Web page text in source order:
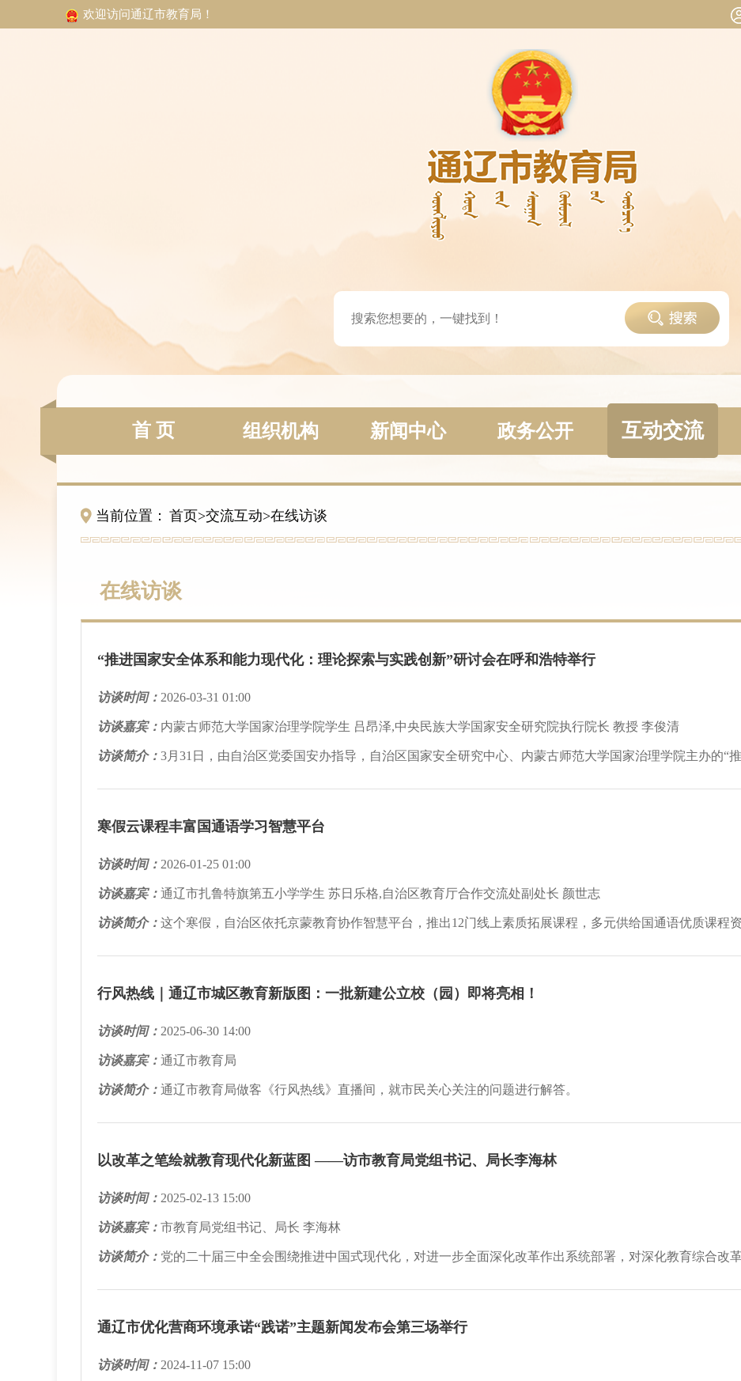
欢迎访问通辽市教育局！
首 页 组织机构 新闻中心 政务公开 互动交流
当前位置： 首页>交流互动>在线访谈
在线访谈
“推进国家安全体系和能力现代化：理论探索与实践创新”研讨会在呼和浩特举行
访谈时间： 2026-03-31 01:00
访谈嘉宾： 内蒙古师范大学国家治理学院学生 吕昂泽,中央民族大学国家安全研究院执行院长 教授 李俊清
访谈简介： 3月31日，由自治区党委国安办指导，自治区国家安全研究中心、内蒙古师范大学国家治理学院主办的“
寒假云课程丰富国通语学习智慧平台
访谈时间： 2026-01-25 01:00
访谈嘉宾： 通辽市扎鲁特旗第五小学学生 苏日乐格,自治区教育厅合作交流处副处长 颜世志
访谈简介： 这个寒假，自治区依托京蒙教育协作智慧平台，推出12门线上素质拓展课程，多元供给国通语优质课程资
行风热线｜通辽市城区教育新版图：一批新建公立校（园）即将亮相！
访谈时间： 2025-06-30 14:00
访谈嘉宾： 通辽市教育局
访谈简介： 通辽市教育局做客《行风热线》直播间，就市民关心关注的问题进行解答。
以改革之笔绘就教育现代化新蓝图 ——访市教育局党组书记、局长李海林
访谈时间： 2025-02-13 15:00
访谈嘉宾： 市教育局党组书记、局长 李海林
访谈简介： 党的二十届三中全会围绕推进中国式现代化，对进一步全面深化改革作出系统部署，对深化教育综合改
通辽市优化营商环境承诺“践诺”主题新闻发布会第三场举行
访谈时间： 2024-11-07 15:00